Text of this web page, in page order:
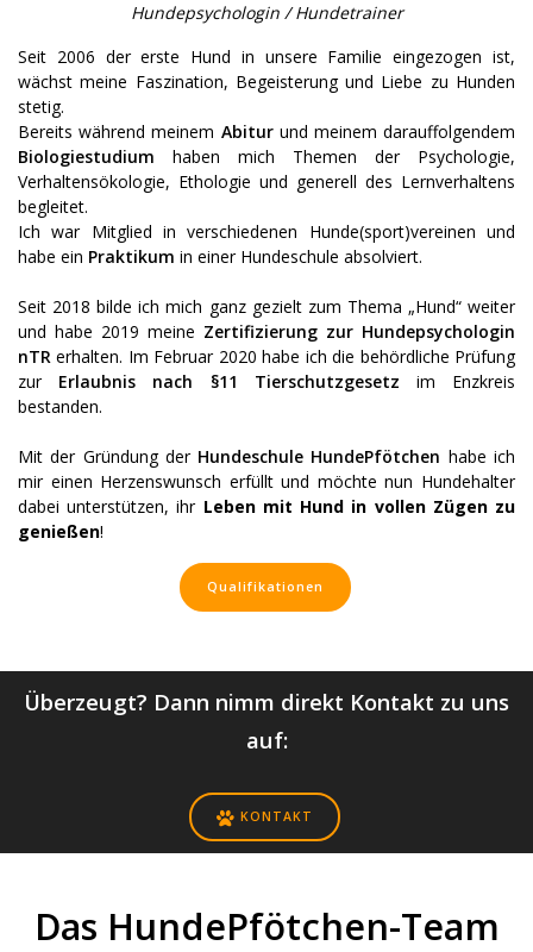
Hundepsychologin / Hundetrainer
Seit 2006 der erste Hund in unsere Familie eingezogen ist,
wächst meine Faszination, Begeisterung und Liebe zu Hunden
stetig.
Bereits während meinem Abiturund meinem darauffolgendem
Biologiestudium haben mich Themen der Psychologie,
Verhaltensökologie, Ethologie und generell des Lernverhaltens
begleitet.
Ich war Mitglied in verschiedenen Hunde(sport)vereinen und
habe ein Praktikum in einer Hundeschule absolviert.
Seit 2018 bilde ich mich ganz gezielt zum Thema „Hund“ weiter
und habe 2019 meine Zertifizierung zur Hundepsychologin
nTR erhalten. Im Februar 2020 habe ich die behördliche Prüfung
zur Erlaubnis nach §11 Tierschutzgesetz im Enzkreis
bestanden.
Mit der Gründung derHundeschule HundePfötchen habe ich
mir einen Herzenswunsch erfüllt und möchte nun Hundehalter
dabei unterstützen, ihr Leben mit Hund in vollen Zügen zu
genießen!
Qualifikationen
Überzeugt? Dann nimm direkt Kontakt zu uns
auf:
KONTAKT
Das HundePfötchen-Team